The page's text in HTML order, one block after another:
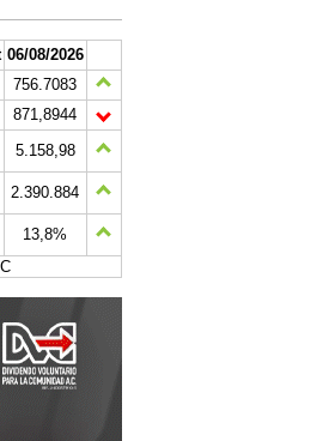
06/08/2026
756.7083
871,8944
5.158,98
2.390.884
13,8%